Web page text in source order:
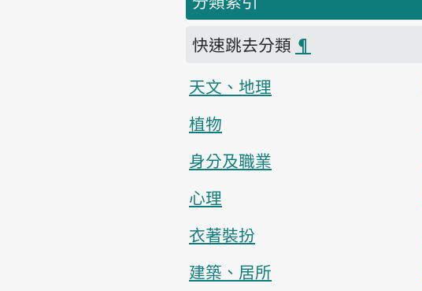
快速跳去分類 ¶
天文、地理
植物
身分及職業
心理
衣著裝扮
建築、居所